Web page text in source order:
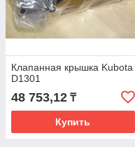
Клапанная крышка Kubota
D1301
48 753,12 ₸
Купить